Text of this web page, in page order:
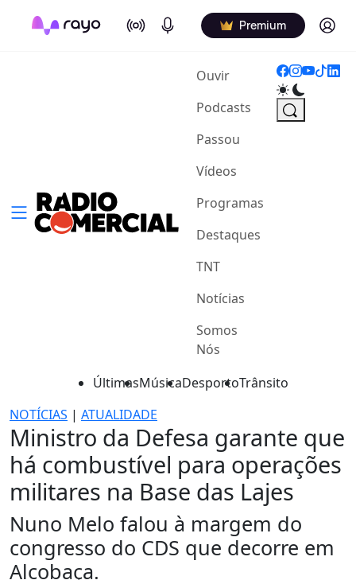
On Air Podcasts Premium Log in
Ouvir(current)
Podcasts
Passou
Vídeos
Programas
Destaques
TNT
Notícias
Somos
Nós
ÚltimasMúsicaDesportoTrânsito
NOTÍCIAS | ATUALIDADE
Ministro da Defesa garante que
há combustível para operações
militares na Base das Lajes
Nuno Melo falou à margem do
congresso do CDS que decorre em
Alcobaça.